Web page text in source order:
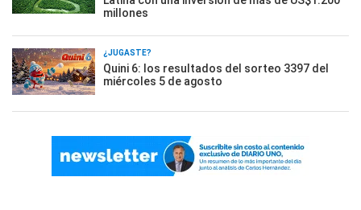
millones
¿JUGASTE?
Quini 6: los resultados del sorteo 3397 del
miércoles 5 de agosto